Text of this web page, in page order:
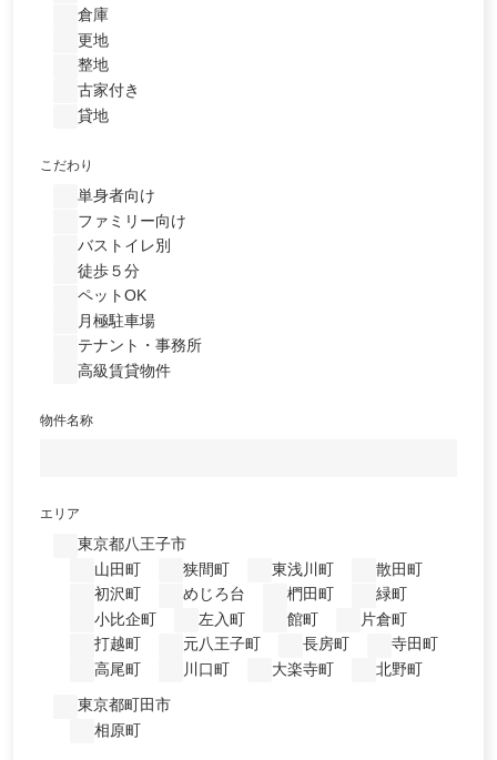
倉庫
更地
整地
古家付き
貸地
こだわり
単身者向け
ファミリー向け
バストイレ別
徒歩５分
ペットOK
月極駐車場
テナント・事務所
高級賃貸物件
物件名称
エリア
東京都八王子市
山田町
狭間町 東浅川町
散田町
初沢町
めじろ台 椚田町
緑町
小比企町
左入町 館町
片倉町
打越町
元八王子町 長房町
寺田町
高尾町
川口町 大楽寺町 北野町
東京都町田市
相原町